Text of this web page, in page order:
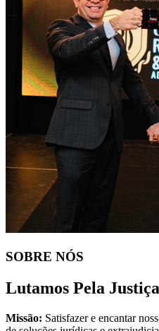
SOBRE NÓS
Lutamos Pela Justiça
Missão: Satisfazer e encantar